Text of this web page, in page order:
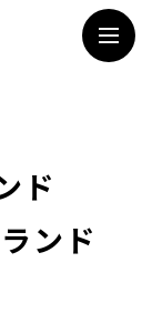
ド
ンド